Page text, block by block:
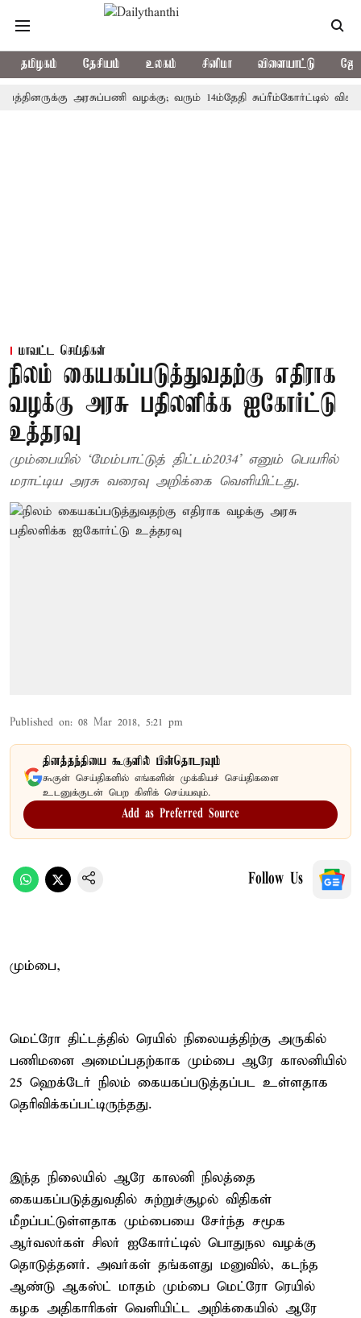
தமிழகம் தேசியம் உலகம் சினிமா விளையாட்டு
அரசுப்பணி வழக்கு; வரும் 14ம்தேதி சுப்ரீம்கோர்ட்டில் விசாரணை
மாவட்ட செய்திகள்
நிலம் கையகப்படுத்துவதற்கு எதிராக
வழக்கு அரசு பதிலளிக்க ஐகோர்ட்டு
உத்தரவு
மும்பையில் ‘மேம்பாட்டுத் திட்டம்–2034’ எனும் பெயரில்
மராட்டிய அரசு வரைவு அறிக்கை வெளியிட்டது.
Published on: 08 Mar 2018, 5:21 pm
தினத்தந்தியை கூகுளில் பின்தொடரவும்
கூகுள் செய்திகளில் எங்களின் முக்கியச் செய்திகளை
உடனுக்குடன் பெற கிளிக் செய்யவும்.
Add as Preferred Source
Follow Us
மும்பை,
மெட்ரோ திட்டத்தில் ரெயில் நிலையத்திற்கு அருகில்
பணிமனை அமைப்பதற்காக மும்பை ஆரே காலனியில்
25 ஹெக்டேர் நிலம் கையகப்படுத்தப்பட உள்ளதாக
தெரிவிக்கப்பட்டிருந்தது.
இந்த நிலையில் ஆரே காலனி நிலத்தை
கையகப்படுத்துவதில் சுற்றுச்சூழல் விதிகள்
மீறப்பட்டுள்ளதாக மும்பையை சேர்ந்த சமூக
ஆர்வலர்கள் சிலர் ஐகோர்ட்டில் பொதுநல வழக்கு
தொடுத்தனர். அவர்கள் தங்களது மனுவில், கடந்த
ஆண்டு ஆகஸ்ட் மாதம் மும்பை மெட்ரோ ரெயில்
கழக அதிகாரிகள் வெளியிட்ட அறிக்கையில் ஆரே